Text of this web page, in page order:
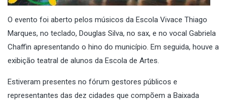
O evento foi aberto pelos músicos da Escola Vivace Thiago
Marques, no teclado, Douglas Silva, no sax, e no vocal Gabriela
Chaffin apresentando o hino do município. Em seguida, houve a
exibição teatral de alunos da Escola de Artes.
Estiveram presentes no fórum gestores públicos e
representantes das dez cidades que compõem a Baixada